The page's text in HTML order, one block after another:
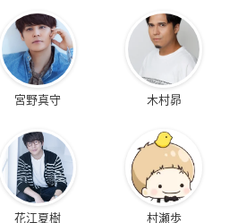
宮野真守 木村昴
花江夏樹 村瀬歩